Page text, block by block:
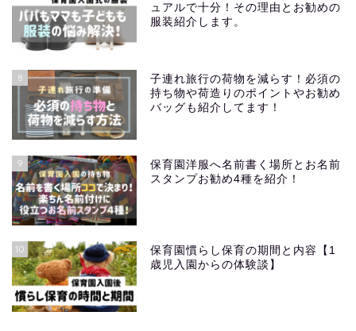
ュアルで十分！その理由とお勧めの
服装紹介します。
8
子連れ旅行の荷物を減らす！必須の
持ち物や荷造りのポイントやお勧め
バッグも紹介してます！
9
保育園洋服へ名前書く場所とお名前
スタンプお勧め4種を紹介！
10
保育園慣らし保育の期間と内容【1
歳児入園からの体験談】